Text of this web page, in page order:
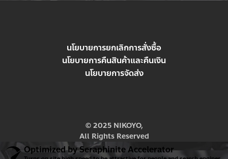
นโยบายการยกเลิกการสั่งซื้อ
นโยบายการคืนสินค้าและคืนเงิน
นโยบายการจัดส่ง
© 2025 NIKOYO,
All Rights Reserved
Optimized by Seraphinite Accelerator